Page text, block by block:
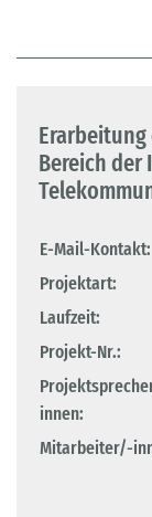
Bereich
E-Mail-Kontakt:
Projektart:
Laufzeit:
Projekt-Nr.:
innen:
Mitarbeiter/-